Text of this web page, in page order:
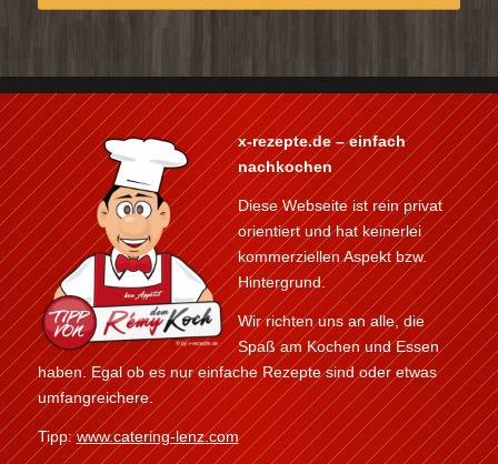
x-rezepte.de – einfach
nachkochen
Diese Webseite ist rein privat
orientiert und hat keinerlei
kommerziellen Aspekt bzw.
Hintergrund.
Wir richten uns an alle, die
Spaß am Kochen und Essen
haben. Egal ob es nur einfache Rezepte sind oder etwas
umfangreichere.
Tipp:www.catering-lenz.com